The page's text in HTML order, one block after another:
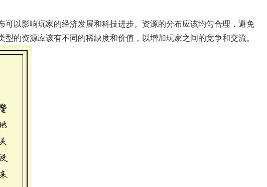
以影响玩家的经济发展和科技进步。资源的分布应该均匀合理，避免
的资源应该有不同的稀缺度和价值，以增加玩家之间的竞争和交流。